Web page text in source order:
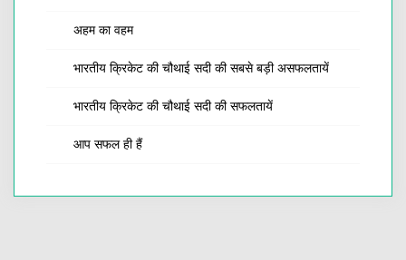
अहम का वहम
भारतीय क्रिकेट की चौथाई सदी की सबसे बड़ी असफलतायें
भारतीय क्रिकेट की चौथाई सदी की सफलतायें
आप सफल ही हैं